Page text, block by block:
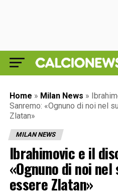
Home » Milan News »
Sanremo: «Ognuno di noi nel
Zlatan»
MILAN NEWS
Ibrahimovic e il
«Ognuno di noi
essere Zlatan»